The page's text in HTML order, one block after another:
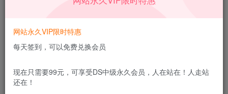
用途。如有侵权、不妥之处，请第一时间联系我们删除！
网站永久VIP限时特惠
每天签到，可以免费兑换会员
现在只需要99元，可享受DS中级永久会员，人在站在！人走站
还在！